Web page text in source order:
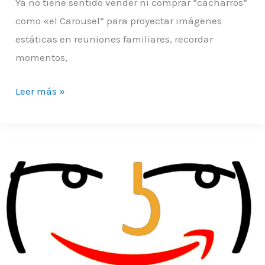
Ya no tiene sentido vender ni comprar “cacharros”
como «el Carousel” para proyectar imágenes
estáticas en reuniones familiares, recordar
momentos,
Leer más »
sesgo
organizacional
de
la
boludez